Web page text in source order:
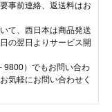
事前連絡、返送料はお
て、西日本は商品発送
の翌日よりサービス開
）でもお問い合わ
気軽にお問い合わせく